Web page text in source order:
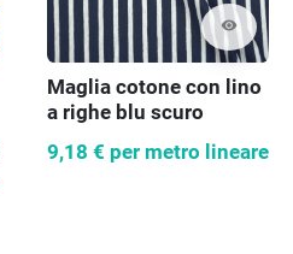
visibility
Maglia cotone con lino
a righe blu scuro
9,18 € per metro lineare